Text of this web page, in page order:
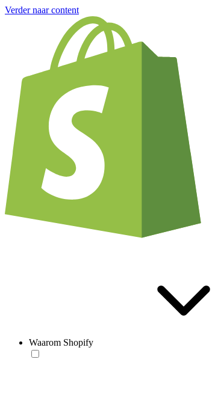
Verder naar content
Waarom Shopify